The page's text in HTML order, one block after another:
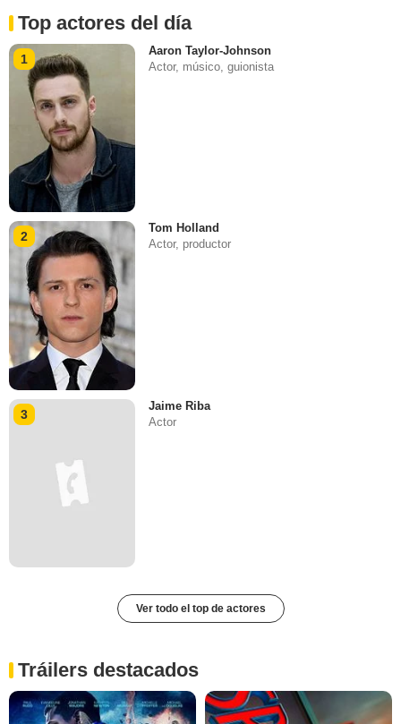
Top actores del día
1
Aaron Taylor-Johnson
Actor, músico, guionista
2
Tom Holland
Actor, productor
3
Jaime Riba
Actor
Ver todo el top de actores
Tráilers destacados